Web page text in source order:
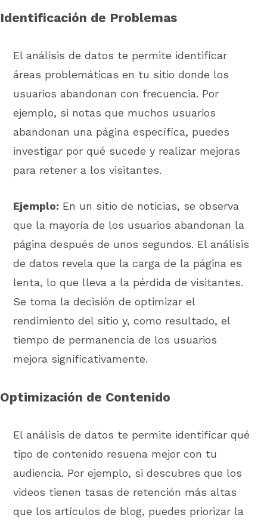
Identificación de Problemas
El análisis de datos te permite identificar
áreas problemáticas en tu sitio donde los
usuarios abandonan con frecuencia. Por
ejemplo, si notas que muchos usuarios
abandonan una página específica, puedes
investigar por qué sucede y realizar mejoras
para retener a los visitantes.
Ejemplo: En un sitio de noticias, se observa
que la mayoría de los usuarios abandonan la
página después de unos segundos. El análisis
de datos revela que la carga de la página es
lenta, lo que lleva a la pérdida de visitantes.
Se toma la decisión de optimizar el
rendimiento del sitio y, como resultado, el
tiempo de permanencia de los usuarios
mejora significativamente.
Optimización de Contenido
El análisis de datos te permite identificar qué
tipo de contenido resuena mejor con tu
audiencia. Por ejemplo, si descubres que los
videos tienen tasas de retención más altas
que los artículos de blog, puedes priorizar la